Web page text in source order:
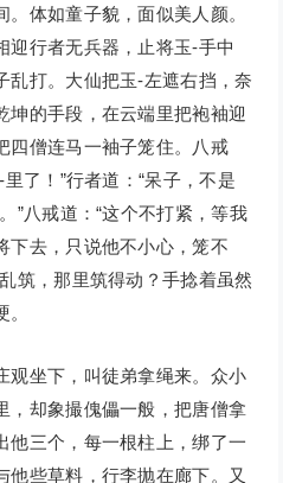
体如童子貌，面似美人颜。
迎行者无兵器，止将玉-手中
乱打。大仙把玉-左遮右挡，奈
坤的手段，在云端里把袍袖迎
四僧连马一袖子笼住。八戒
了！”行者道：“呆子，不是
”八戒道：“这个不打紧，等我
下去，只说他不小心，笼不
筑，那里筑得动？手捻着虽然
坐下，叫徒弟拿绳来。众小
，却象撮傀儡一般，把唐僧拿
他三个，每一根柱上，绑了一
他些草料，行李抛在廊下。又